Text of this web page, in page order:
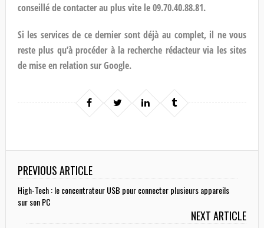
conseillé de contacter au plus vite le 09.70.40.88.81.
Si les services de ce dernier sont déjà au complet, il ne vous
reste plus qu’à procéder à la recherche rédacteurvia les sites
de mise en relation sur Google.
PREVIOUS ARTICLE
High-Tech : le concentrateur USB pour connecter plusieurs appareils
sur son PC
NEXT ARTICLE